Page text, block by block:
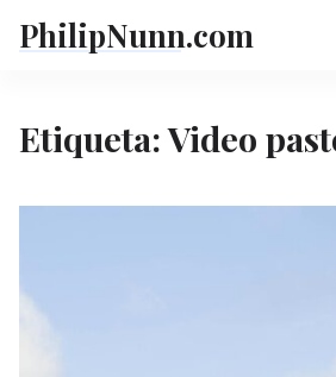
PhilipNunn.com
Etiqueta:Video